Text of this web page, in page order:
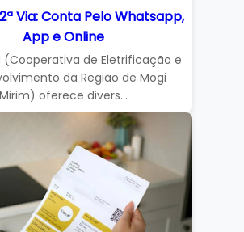
Via: Conta Pelo Whatsapp,
App e Online
(Cooperativa de Eletrificação e
da Região de Mogi
Mirim) oferece divers...